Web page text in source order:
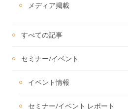
メディア掲載
すべての記事
セミナー/イベント
イベント情報
セミナー/イベント レポート